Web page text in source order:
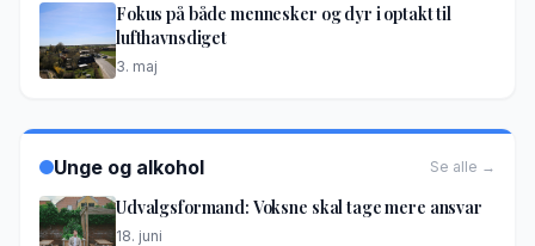
Fokus på både mennesker og dyr i optakt til
lufthavnsdiget
3. maj
Unge og alkohol Se alle →
Udvalgsformand: Voksne skal tage mere ansvar
18. juni